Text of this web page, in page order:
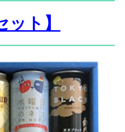
ト】